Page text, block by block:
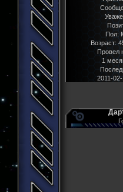
Пол:
Возраст:
Провел
1
2011-